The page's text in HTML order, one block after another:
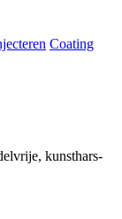
Coating
kunsthars-